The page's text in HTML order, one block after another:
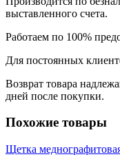
выставленного счета.
Работаем по 100%
Для постоянных
Возврат товара
дней после покупки.
Похожие товары
Щетка